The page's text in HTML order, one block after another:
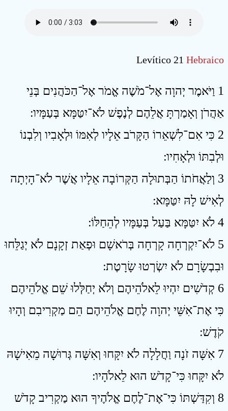
Levítico 21 Hebraico
1 וַיֹּאמֶר יְהוָה אֶל־מֹשֶׁה אֱמֹר אֶל־הַכֹּהֲנִים בְּנֵי
אַהֲרֹן וְאָמַרְתָּ אֲלֵהֶם לְנֶפֶשׁ לֹא־יִטַּמָּא בְּעַמָּיו ׃
2 כִּי אִם־לִשְׁאֵרוֹ הַקָּרֹב אֵלָיו לְאִמּוֹ וּלְאָבִיו וְלִבְנוֹ
וּלְבִתּוֹ וּלְאָחִיו ׃
3 וְלַאֲחֹתוֹ הַבְּתוּלָה הַקְּרוֹבָה אֵלָיו אֲשֶׁר לֹא־הָיְתָה
לְאִישׁ לָהּ יִטַּמָּא ׃
4 לֹא יִטַּמָּא בַּעַל בְּעַמָּיו לְהֵחַלּוֹ ׃
5 לֹא־יִקְרְחָה קָרְחָה בְּרֹאשָׁם וּפְאַת זְקָנָם לֹא יְגַלֵּחוּ
וּבִבְשָׂרָם לֹא יִשְׂרְטוּ שָׂרָטֶת ׃
6 קְדֹשִׁים יִהְיוּ לֵאלֹהֵיהֶם וְלֹא יְחַלְּלוּ שֵׁם אֱלֹהֵיהֶם
כִּי אֶת־אִשֵּׁי יְהוָה לֶחֶם אֱלֹהֵיהֶם הֵם מַקְרִיבִם וְהָיוּ
קֹדֶשׁ ׃
7 אִשָּׁה זֹנָה וַחֲלָלָה לֹא יִקָּחוּ וְאִשָּׁה גְּרוּשָׁה מֵאִישָׁהּ
לֹא יִקָּחוּ כִּי־קָדֹשׁ הוּא לֵאלֹהָיו ׃
8 וְקִדַּשְׁתּוֹ כִּי־אֶת־לֶחֶם אֱלֹהֶיךָ הוּא מַקְרִיב קָדֹשׁ